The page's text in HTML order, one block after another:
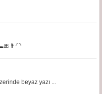
beyaz yazı ...